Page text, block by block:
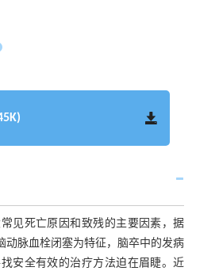
见死亡原因和致残的主要因素，据
动脉血栓闭塞为特征，脑卒中的发病
安全有效的治疗方法迫在眉睫。近